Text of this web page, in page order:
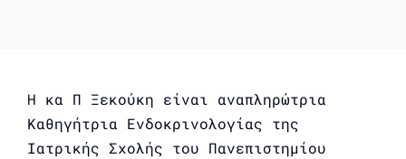
H κα Π Ξεκούκη είναι αναπληρώτρια
Καθηγήτρια Ενδοκρινολογίας της
Ιατρικής Σχολής του Πανεπιστημίου